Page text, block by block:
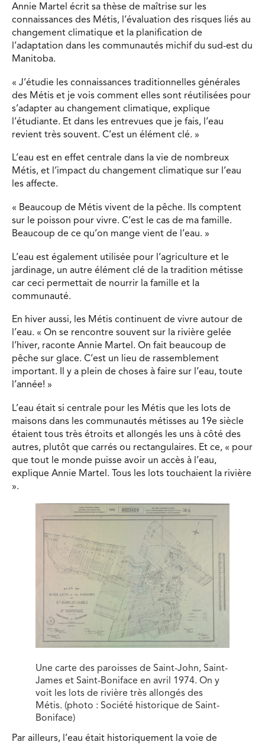
Annie Martel écrit sa thèse de maîtrise sur les
connaissances des Métis, l’évaluation des risques liés au
changement climatique et la planification de
l’adaptation dans les communautés michif du sud-est du
Manitoba.
« J’étudie les connaissances traditionnelles générales
des Métis et je vois comment elles sont réutilisées pour
s’adapter au changement climatique, explique
l’étudiante. Et dans les entrevues que je fais, l’eau
revient très souvent. C’est un élément clé. »
L’eau est en effet centrale dans la vie de nombreux
Métis, et l’impact du changement climatique sur l’eau
les affecte.
« Beaucoup de Métis vivent de la pêche. Ils comptent
sur le poisson pour vivre. C’est le cas de ma famille.
Beaucoup de ce qu’on mange vient de l’eau. »
L’eau est également utilisée pour l’agriculture et le
jardinage, un autre élément clé de la tradition métisse
car ceci permettait de nourrir la famille et la
communauté.
En hiver aussi, les Métis continuent de vivre autour de
l’eau. « On se rencontre souvent sur la rivière gelée
l’hiver, raconte Annie Martel. On fait beaucoup de
pêche sur glace. C’est un lieu de rassemblement
important. Il y a plein de choses à faire sur l’eau, toute
l’année! »
L’eau était si centrale pour les Métis que les lots de
maisons dans les communautés métisses au 19e siècle
étaient tous très étroits et allongés les uns à côté des
autres, plutôt que carrés ou rectangulaires. Et ce, « pour
que tout le monde puisse avoir un accès à l’eau,
explique Annie Martel. Tous les lots touchaient la rivière
».
Une carte des paroisses de Saint-John, Saint-
James et Saint-Boniface en avril 1974. On y
voit les lots de rivière très allongés des
Métis. (photo : Société historique de Saint-
Boniface)
Par ailleurs, l’eau était historiquement la voie de